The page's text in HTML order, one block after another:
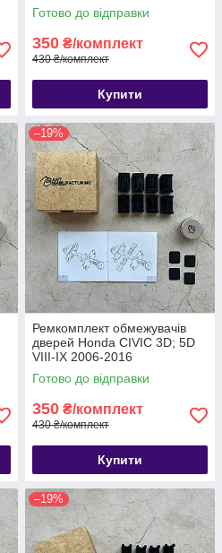
Готово до відправки
350 ₴/комплект
430 ₴/комплект
Купити
–19%
Ремкомплект обмежувачів
дверей Honda CIVIC 3D; 5D
VIII-IX 2006-2016
Готово до відправки
350 ₴/комплект
430 ₴/комплект
Купити
–19%